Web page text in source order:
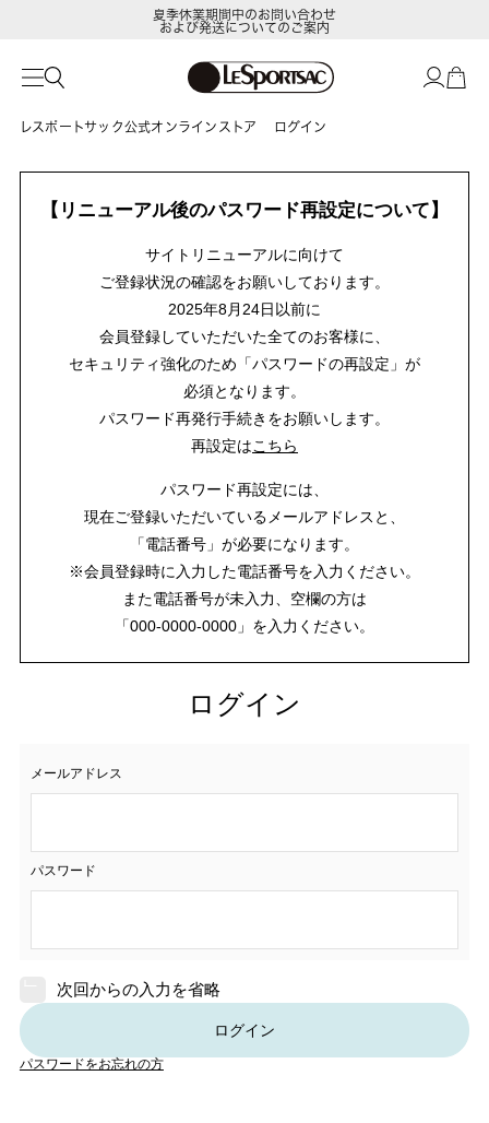
夏季休業期間中のお問い合わせ
および発送についてのご案内
レスポートサック公式オンラインストア ログイン
【リニューアル後のパスワード再設定について】
サイトリニューアルに向けて
ご登録状況の確認をお願いしております。
2025年8月24日以前に
会員登録していただいた全てのお客様に、
セキュリティ強化のため「パスワードの再設定」が
必須となります。
パスワード再発行手続きをお願いします。
再設定はこちら
パスワード再設定には、
現在ご登録いただいているメールアドレスと、
「電話番号」が必要になります。
※会員登録時に入力した電話番号を入力ください。
また電話番号が未入力、空欄の方は
「000-0000-0000」を入力ください。
ログイン
メールアドレス
パスワード
次回からの入力を省略
ログイン
パスワードをお忘れの方